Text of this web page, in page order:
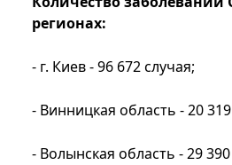
регионах:
- г. Киев - 96 672 случая;
- Винницкая область - 20
- Волынская область - 29